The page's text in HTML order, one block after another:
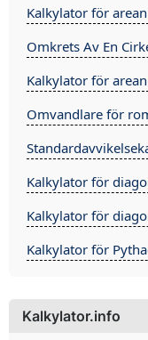
Kalkylator för
Omkrets Av En
Kalkylator för
Omvandlare för
Kalkylator för
Kalkylator för
Kalkylator för
Kalkylator.info